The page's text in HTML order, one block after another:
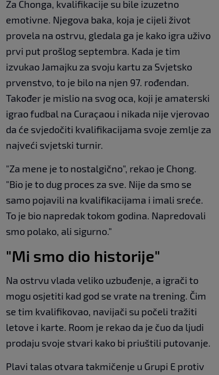
Za Chonga, kvalifikacije su bile izuzetno
emotivne. Njegova baka, koja je cijeli život
provela na ostrvu, gledala ga je kako igra uživo
prvi put prošlog septembra. Kada je tim
izvukao Jamajku za svoju kartu za Svjetsko
prvenstvo, to je bilo na njen 97. rođendan.
Također je mislio na svog oca, koji je amaterski
igrao fudbal na Curaçaou i nikada nije vjerovao
da će svjedočiti kvalifikacijama svoje zemlje za
najveći svjetski turnir.
"Za mene je to nostalgično", rekao je Chong.
"Bio je to dug proces za sve. Nije da smo se
samo pojavili na kvalifikacijama i imali sreće.
To je bio napredak tokom godina. Napredovali
smo polako, ali sigurno."
"Mi smo dio historije"
Na ostrvu vlada veliko uzbuđenje, a igrači to
mogu osjetiti kad god se vrate na trening. Čim
se tim kvalifikovao, navijači su počeli tražiti
letove i karte. Room je rekao da je čuo da ljudi
prodaju svoje stvari kako bi priuštili putovanje.
Plavi talas otvara takmičenje u Grupi E protiv